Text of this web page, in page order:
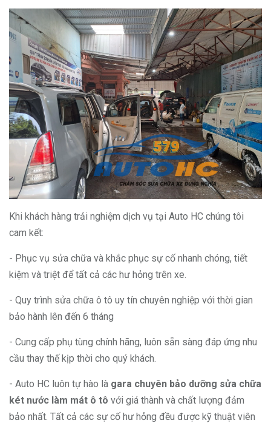
Khi khách hàng trải nghiệm dịch vụ tại Auto HC chúng tôi
cam kết:
- Phục vụ sửa chữa và khắc phục sự cố nhanh chóng, tiết
kiệm và triệt để tất cả các hư hỏng trên xe.
- Quy trình sửa chữa ô tô uy tín chuyên nghiệp với thời gian
bảo hành lên đến 6 tháng
- Cung cấp phụ tùng chính hãng, luôn sẵn sàng đáp ứng nhu
cầu thay thế kịp thời cho quý khách.
- Auto HC luôn tự hào là gara chuyên bảo dưỡng sửa chữa
két nước làm mát ô tô với giá thành và chất lượng đảm
bảo nhất. Tất cả các sự cố hư hỏng đều được kỹ thuật viên